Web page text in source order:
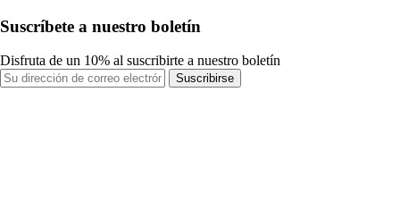
Suscríbete a nuestro boletín
Disfruta de un 10% al suscribirte a nuestro boletín
Suscribirse